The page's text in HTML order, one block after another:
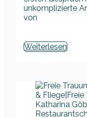
unkomplizierte
von
Weiterlesen